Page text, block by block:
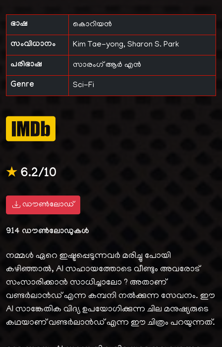
ഭാഷ കൊറിയൻ
സംവിധാനം Kim Tae-yong, Sharon S. Park
പരിഭാഷ സാരംഗ് ആർ എൻ
Genre Sci-Fi
★6.2/10
ഡൗൺലോഡ്
914 ഡൗൺലോഡുകൾ
നമ്മൾ ഏറെ ഇഷ്ടപ്പെടുന്നവർ മരിച്ചു പോയി
കഴിഞ്ഞാൽ, AI സഹായത്തോടെ വീണ്ടും അവരോട്
സംസാരിക്കാൻ സാധിച്ചാലോ ? അതാണ്
വണ്ടർലാൻഡ് എന്ന കമ്പനി നൽക്കുന്ന സേവനം. ഈ
AI സാങ്കേതിക വിദ്യ ഉപയോഗിക്കുന്ന ചില മനുഷ്യരുടെ
കഥയാണ് വണ്ടർലാൻഡ് എന്ന ഈ ചിത്രം പറയുന്നത്.